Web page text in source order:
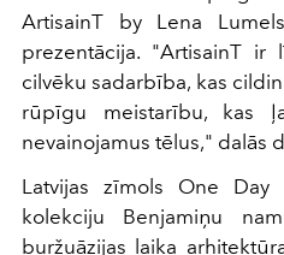
ArtisainT by Lena
prezentācija. "ArtisainT ir
cilvēku sadarbība, kas
rūpīgu meistarību, kas
nevainojamus tēlus," dalās
Latvijas zīmols One Day
kolekciju Benjamiņu
buržuāzijas laika